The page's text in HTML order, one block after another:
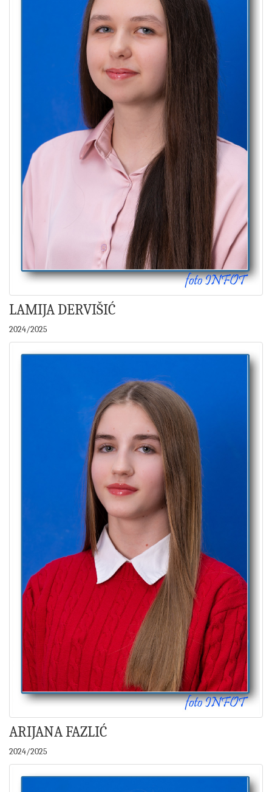
LAMIJA DERVIŠIĆ
2024/2025
ARIJANA FAZLIĆ
2024/2025